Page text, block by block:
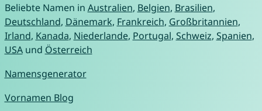
Beliebte Namen in Australien, Belgien, Brasilien,
Deutschland, Dänemark, Frankreich, Großbritannien,
Irland, Kanada, Niederlande, Portugal, Schweiz, Spanien,
USAund Österreich
Namensgenerator
Vornamen Blog